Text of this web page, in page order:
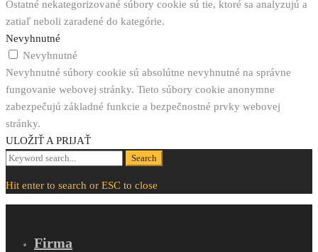
Ostatné nekategorizované súbory cookie sú tie, ktoré sa analyzujú a
zatiaľ neboli zaradené do kategórie.
Nevyhnutné
Nevyhnutné
Nevyhnutné súbory cookie sú absolútne nevyhnutné na správne
fungovanie webovej stránky. Tieto súbory cookie anonymne
zabezpečujú základné funkcie a bezpečnostné prvky webovej
stránky.
ULOŽIŤ A PRIJAŤ
Search
Search
Hit enter to search or ESC to close
Firma